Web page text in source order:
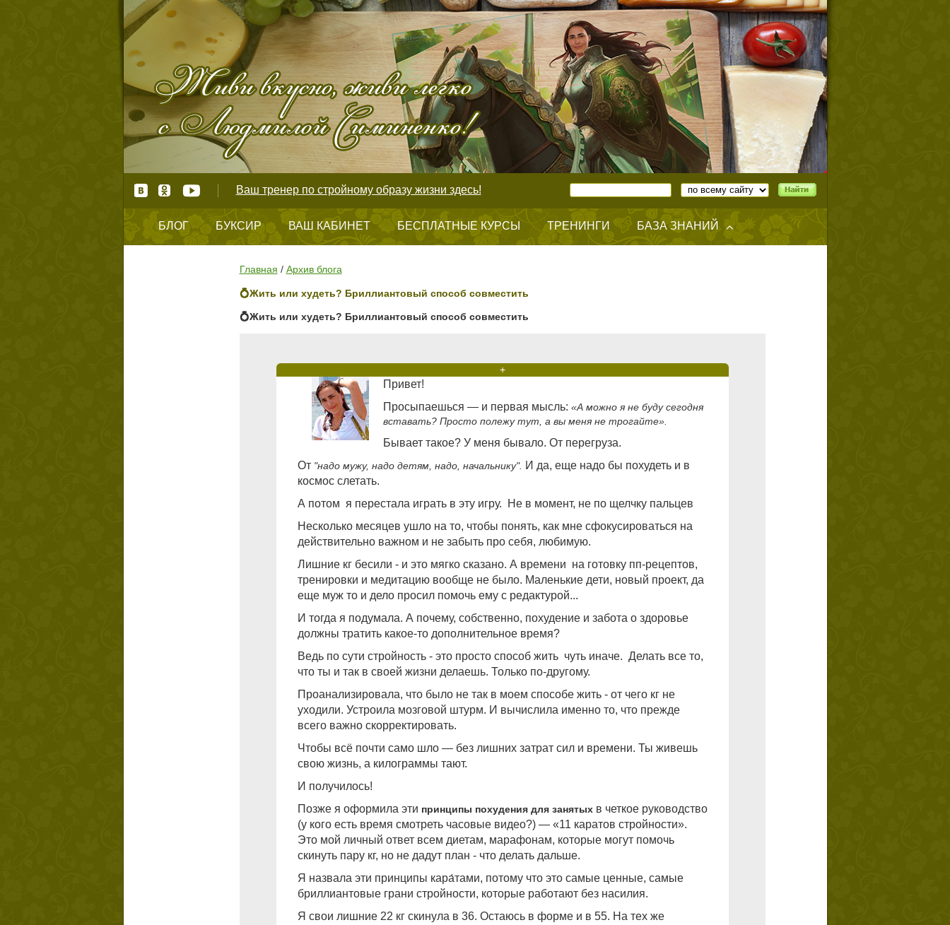
Ваш тренер по стройному образу жизни здесь!
БЛОГ БУКСИР ВАШ КАБИНЕТ БЕСПЛАТНЫЕ КУРСЫ ТРЕНИНГИ БАЗА ЗНАНИЙ
Главная / Архив блога
💍Жить или худеть? Бриллиантовый способ совместить
💍Жить или худеть? Бриллиантовый способ совместить
+
Привет!
Просыпаешься — и первая мысль: «А можно я не буду сегодня
вставать? Просто полежу тут, а вы меня не трогайте».
Бывает такое? У меня бывало. От перегруза.
От "надо мужу, надо детям, надо, начальнику". И да, еще надо бы похудеть и в
космос слетать.
А потом я перестала играть в эту игру. Не в момент, не по щелчку пальцев
Несколько месяцев ушло на то, чтобы понять, как мне сфокусироваться на
действительно важном и не забыть про себя, любимую.
Лишние кг бесили - и это мягко сказано. А времени на готовку пп-рецептов,
тренировки и медитацию вообще не было. Маленькие дети, новый проект, да
еще муж то и дело просил помочь ему с редактурой...
И тогда я подумала. А почему, собственно, похудение и забота о здоровье
должны тратить какое-то дополнительное время?
Ведь по сути стройность - это просто способ жить чуть иначе. Делать все то,
что ты и так в своей жизни делаешь. Только по-другому.
Проанализировала, что было не так в моем способе жить - от чего кг не
уходили. Устроила мозговой штурм. И вычислила именно то, что прежде
всего важно скорректировать.
Чтобы всё почти само шло — без лишних затрат сил и времени. Ты живешь
свою жизнь, а килограммы тают.
И получилось!
Позже я оформила эти принципы похудения для занятыхв четкое руководство
(у кого есть время смотреть часовые видео?) — «11 каратов стройности».
Это мой личный ответ всем диетам, марафонам, которые могут помочь
скинуть пару кг, но не дадут план - что делать дальше.
Я назвала эти принципы кара́тами, потому что это самые ценные, самые
бриллиантовые грани стройности, которые работают без насилия.
Я свои лишние 22 кг скинула в 36. Остаюсь в форме и в 55. На тех же